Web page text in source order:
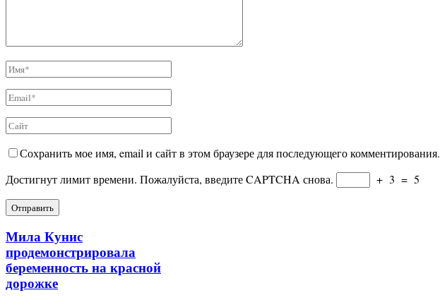
Сохранить мое имя, email и сайт в этом браузере для последующего комментирования.
Достигнут лимит времени. Пожалуйста, введите CAPTCHA снова.
+ 3 = 5
Мила Кунис
продемонстрировала
беременность на красной
дорожке